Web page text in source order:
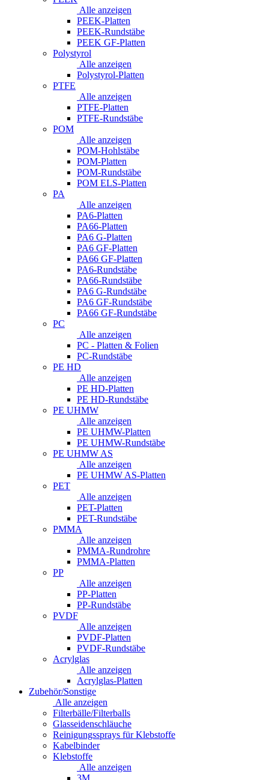
Alle anzeigen
PEEK-Platten
PEEK-Rundstäbe
PEEK GF-Platten
Polystyrol
Alle anzeigen
Polystyrol-Platten
PTFE
Alle anzeigen
PTFE-Platten
PTFE-Rundstäbe
POM
Alle anzeigen
POM-Hohlstäbe
POM-Platten
POM-Rundstäbe
POM ELS-Platten
PA
Alle anzeigen
PA6-Platten
PA66-Platten
PA6 G-Platten
PA6 GF-Platten
PA66 GF-Platten
PA6-Rundstäbe
PA66-Rundstäbe
PA6 G-Rundstäbe
PA6 GF-Rundstäbe
PA66 GF-Rundstäbe
PC
Alle anzeigen
PC - Platten & Folien
PC-Rundstäbe
PE HD
Alle anzeigen
PE HD-Platten
PE HD-Rundstäbe
PE UHMW
Alle anzeigen
PE UHMW-Platten
PE UHMW-Rundstäbe
PE UHMW AS
Alle anzeigen
PE UHMW AS-Platten
PET
Alle anzeigen
PET-Platten
PET-Rundstäbe
PMMA
Alle anzeigen
PMMA-Rundrohre
PMMA-Platten
PP
Alle anzeigen
PP-Platten
PP-Rundstäbe
PVDF
Alle anzeigen
PVDF-Platten
PVDF-Rundstäbe
Acrylglas
Alle anzeigen
Acrylglas-Platten
Zubehör/Sonstige
Alle anzeigen
Filterbälle/Filterballs
Glasseidenschläuche
Reinigungssprays für Klebstoffe
Kabelbinder
Klebstoffe
Alle anzeigen
3M